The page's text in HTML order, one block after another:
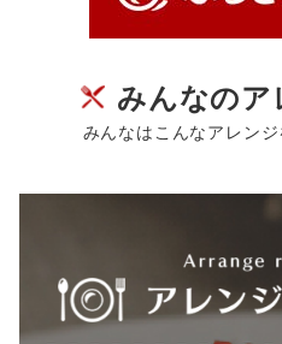
みんなのア
みんなはこんなアレン